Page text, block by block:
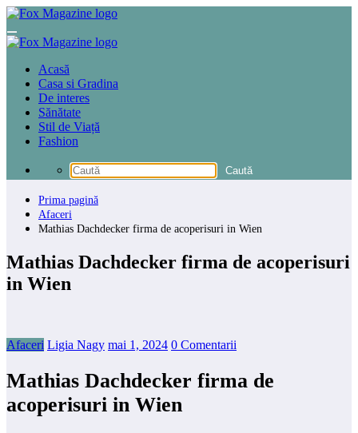
Sari
conținut
Acasă
Casa si Gradina
De interes
Sănătate
Stil de Viață
Fashion
Prima pagină
Afaceri
Mathias Dachdecker firma de acoperisuri in Wien
Mathias Dachdecker firma de acoperisuri
in Wien
Afaceri Ligia Nagy mai 1, 2024 0 Comentarii
Mathias Dachdecker firma de
acoperisuri in Wien